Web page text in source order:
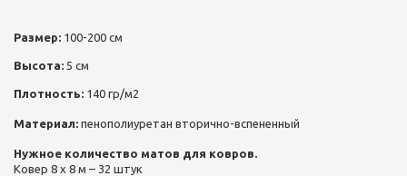
Размер: 100-200 см
Высота: 5 см
Плотность: 140 гр/м2
Материал: пенополиуретан вторично-вспененный
Нужное количество матов для ковров.
Ковер 8 х 8 м – 32 штук